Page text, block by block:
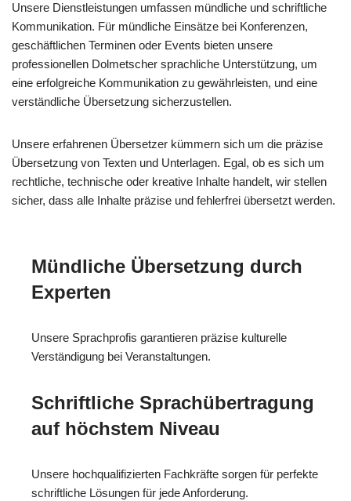
Unsere Dienstleistungen umfassen mündliche und schriftliche
Kommunikation. Für mündliche Einsätze bei Konferenzen,
geschäftlichen Terminen oder Events bieten unsere
professionellen Dolmetscher sprachliche Unterstützung, um
eine erfolgreiche Kommunikation zu gewährleisten, und eine
verständliche Übersetzung sicherzustellen.
Unsere erfahrenen Übersetzer kümmern sich um die präzise
Übersetzung von Texten und Unterlagen. Egal, ob es sich um
rechtliche, technische oder kreative Inhalte handelt, wir stellen
sicher, dass alle Inhalte präzise und fehlerfrei übersetzt werden.
Mündliche Übersetzung durch
Experten
Unsere Sprachprofis garantieren präzise kulturelle
Verständigung bei Veranstaltungen.
Schriftliche Sprachübertragung
auf höchstem Niveau
Unsere hochqualifizierten Fachkräfte sorgen für perfekte
schriftliche Lösungen für jede Anforderung.